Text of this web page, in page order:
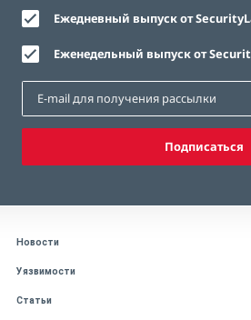
Ежедневный выпуск от
Еженедельный выпуск от
Подписаться
Новости
Уязвимости
Статьи